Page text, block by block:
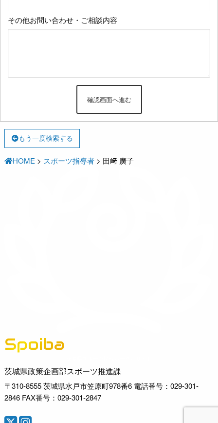
その他お問い合わせ・ご相談内容
もう一度検索する
HOME > スポーツ指導者 > 田﨑 廣子
Spoiba
茨城県政策企画部スポーツ推進課
〒310-8555 茨城県水戸市笠原町978番6 電話番号：029-301-
2846 FAX番号：029-301-2847